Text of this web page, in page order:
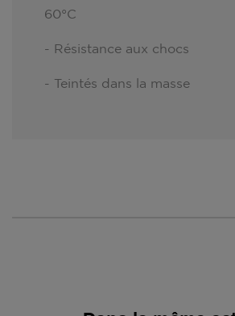
60°C
- Résistance aux chocs
- Teintés dans la masse